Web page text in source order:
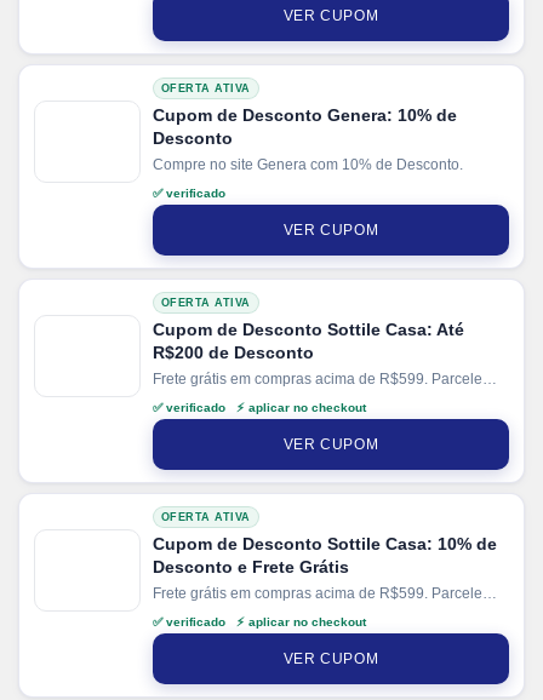
VER CUPOM
OFERTA ATIVA
Cupom de Desconto Genera: 10% de
Desconto
Compre no site Genera com 10% de Desconto.
✅ verificado
VER CUPOM
OFERTA ATIVA
Cupom de Desconto Sottile Casa: Até
R$200 de Desconto
Frete grátis em compras acima de R$599. Parcele
suas compras em até 10x sem juros no cartão. Ganhe
+ 5% de desconto em pagamentos via PIX.
✅ verificado ⚡ aplicar no checkout
VER CUPOM
OFERTA ATIVA
Cupom de Desconto Sottile Casa: 10% de
Desconto e Frete Grátis
Frete grátis em compras acima de R$599. Parcele
suas compras em até 10x sem juros no cartão. Ganhe
+ 5% de desconto em pagamentos via PIX.
✅ verificado ⚡ aplicar no checkout
VER CUPOM